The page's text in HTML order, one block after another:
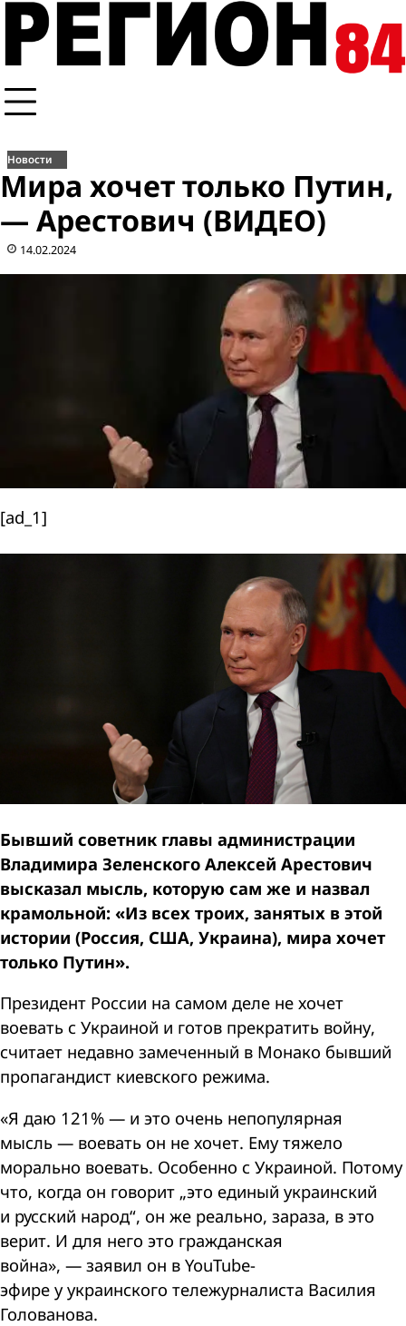
Перейти
содержимому
Новости
Мира хочет только Путин,
— Арестович (ВИДЕО)
14.02.2024
[ad_1]
Бывший советник главы администрации
Владимира Зеленского Алексей Арестович
высказал мысль, которую сам же и назвал
крамольной: «Из всех троих, занятых в этой
истории (Россия, США, Украина), мира хочет
только Путин».
Президент России на самом деле не хочет
воевать с Украиной и готов прекратить войну,
считает недавно замеченный в Монако бывший
пропагандист киевского режима.
«Я даю 121% — и это очень непопулярная
мысль — воевать он не хочет. Ему тяжело
морально воевать. Особенно с Украиной. Потому
что, когда он говорит „это единый украинский
и русский народ“, он же реально, зараза, в это
верит. И для него это гражданская
война», — заявил он в YouTube-
эфире у украинского тележурналиста Василия
Голованова.